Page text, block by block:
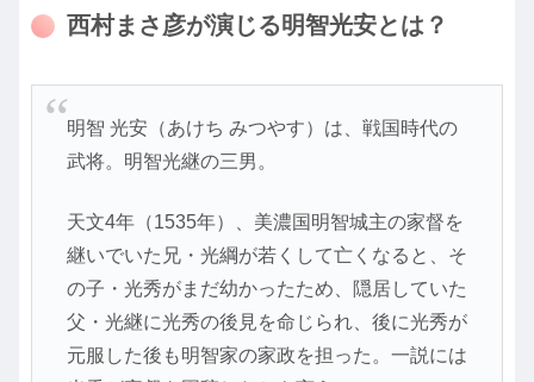
西村まさ彦が演じる明智光安とは？
明智 光安（あけち みつやす）は、戦国時代の
武将。明智光継の三男。
天文4年（1535年）、美濃国明智城主の家督を
継いでいた兄・光綱が若くして亡くなると、そ
の子・光秀がまだ幼かったため、隠居していた
父・光継に光秀の後見を命じられ、後に光秀が
元服した後も明智家の家政を担った。一説には